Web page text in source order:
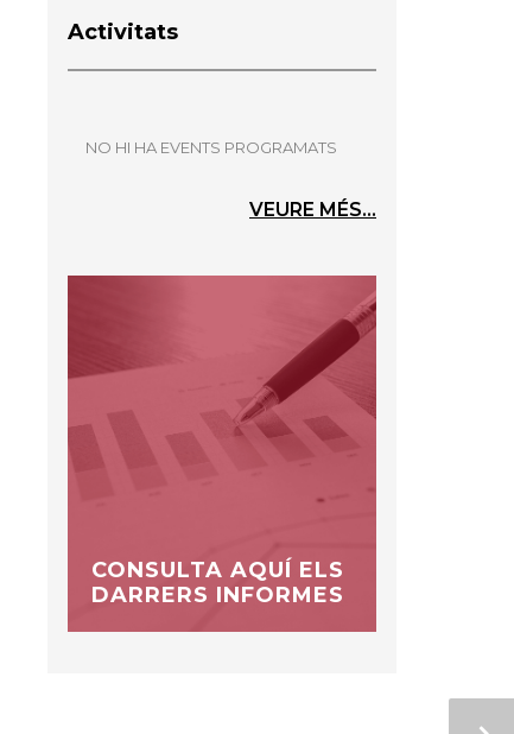
Activitats
NO HI HA EVENTS PROGRAMATS
VEURE MÉS...
CONSULTA AQUÍ ELS
DARRERS INFORMES